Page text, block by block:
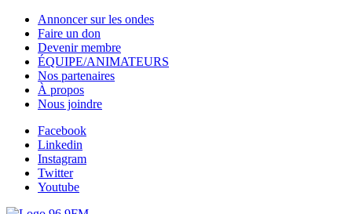
Annoncer sur les ondes
Faire un don
Devenir membre
ÉQUIPE/ANIMATEURS
Nos partenaires
À propos
Nous joindre
Facebook
Linkedin
Instagram
Twitter
Youtube